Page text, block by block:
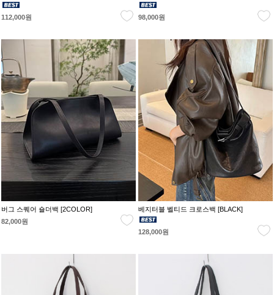
112,000원 98,000원
버그 스퀘어 숄더백 [2COLOR]
82,000원
베지터블 벨티드 크로스백 [BLACK]
128,000원